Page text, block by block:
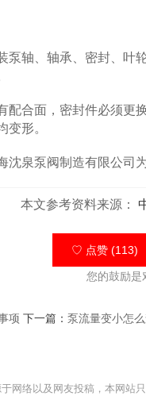
轴、轴承、密封、叶
合面，密封件必须更
变形。
泉泵阀制造有限公司为
本文参考资料来源：
♡ 点赞 (113)
您的鼓励是
项 下一篇： 泵流量变小怎
网络以及网友投稿，本网站